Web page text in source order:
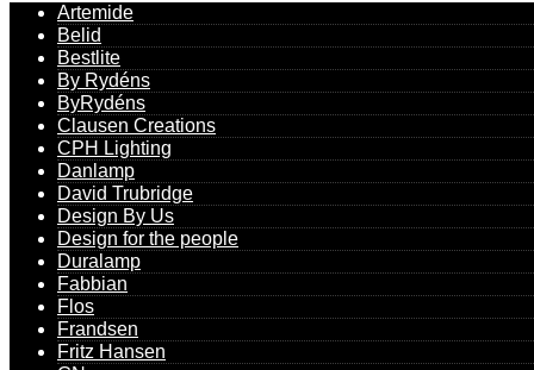
Artemide
Belid
Bestlite
By Rydéns
ByRydéns
Clausen Creations
CPH Lighting
Danlamp
David Trubridge
Design By Us
Design for the people
Duralamp
Fabbian
Flos
Frandsen
Fritz Hansen